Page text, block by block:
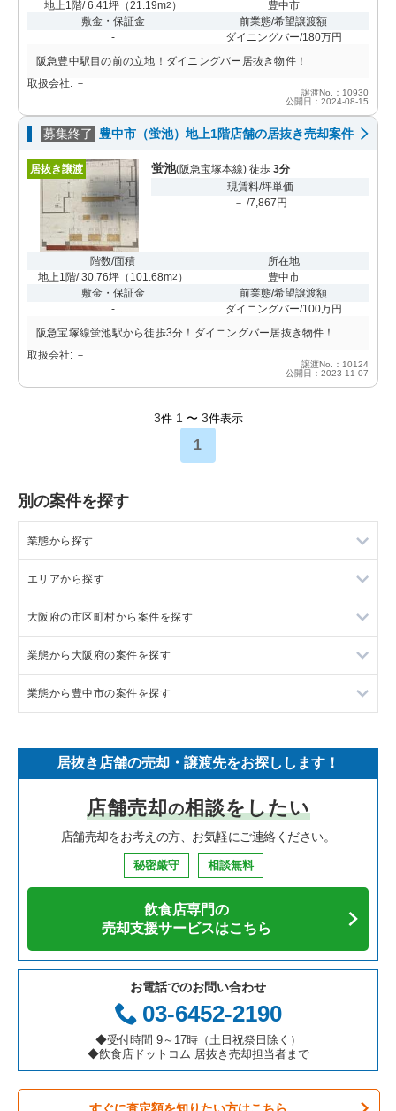
地上1階/ 6.41坪（21.19m2 ）
豊中市
敷金・保証金
-
前業態/希望譲渡額
ダイニングバー/180万円
阪急豊中駅目の前の立地！ダイニングバー居抜き物件！
取扱会社: －
譲渡No.：10930
公開日：2024-08-15
募集終了 豊中市（蛍池）地上1階店舗の居抜き売却案件
居抜き譲渡 蛍池(阪急宝塚本線) 徒歩 3分
現賃料/坪単価
－ /7,867円
階数/面積
地上1階/ 30.76坪（ 101.68m2 ）
所在地
豊中市
敷金・保証金
-
前業態/希望譲渡額
ダイニングバー/100万円
阪急宝塚線蛍池駅から徒歩3分！ダイニングバー居抜き物件！
取扱会社: －
譲渡No.：10124
公開日：2023-11-07
3件 1 〜 3件表示
1
別の案件を探す
業態から探す
ラーメンの居抜き売却物件の案件一覧
フランス料理の居抜き売却物件の案件一覧
イタリア料理の居抜き売却物件の案件一覧
中華の居抜き売却物件の案件一覧
寿司の居抜き売却物件の案件一覧
焼肉の居抜き売却物件の案件一覧
鉄板焼き・お好み焼の居抜き売却物件の案件一覧
カフェの居抜き売却物件の案件一覧
テイクアウトの居抜き売却物件の案件一覧
お弁当・惣菜・デリの居抜き売却物件の案件一覧
カラオケ・パブ・スナックの居抜き売却物件の案件一覧
バーの居抜き売却物件の案件一覧
エリアから探す
東京23区の飲食店の居抜き売却物件の案件一覧
東京都下の飲食店の居抜き売却物件の案件一覧
千葉県の飲食店の居抜き売却物件の案件一覧
神奈川県の飲食店の居抜き売却物件の案件一覧
大阪府の飲食店の居抜き売却物件の案件一覧
兵庫県の飲食店の居抜き売却物件の案件一覧
愛知県の飲食店の居抜き売却物件の案件一覧
岐阜県の飲食店の居抜き売却物件の案件一覧
三重県の飲食店の居抜き売却物件の案件一覧
大阪府の市区町村から案件を探す
大阪市北区の飲食店の居抜き売却物件の案件一覧
大阪市中央区の飲食店の居抜き売却物件の案件一覧
堺市北区の飲食店の居抜き売却物件の案件一覧
堺市中区の飲食店の居抜き売却物件の案件一覧
大阪市西区の飲食店の居抜き売却物件の案件一覧
大阪市福島区の飲食店の居抜き売却物件の案件一覧
豊中市の飲食店の居抜き売却物件の案件一覧
大阪市都島区の飲食店の居抜き売却物件の案件一覧
大阪市阿倍野区の飲食店の居抜き売却物件の案件一覧
東大阪市の飲食店の居抜き売却物件の案件一覧
業態から大阪府の案件を探す
大阪府のラーメンの居抜き売却物件の案件一覧
大阪府のイタリア料理の居抜き売却物件の案件一覧
大阪府の中華の居抜き売却物件の案件一覧
大阪府のそば・うどんの居抜き売却物件の案件一覧
大阪府の焼肉の居抜き売却物件の案件一覧
大阪府の鉄板焼き・お好み焼の居抜き売却物件の案件一覧
大阪府のアジア料理の居抜き売却物件の案件一覧
大阪府のカフェの居抜き売却物件の案件一覧
大阪府のテイクアウトの居抜き売却物件の案件一覧
業態から豊中市の案件を探す
豊中市のイタリア料理の居抜き売却物件の案件一覧
豊中市のそば・うどんの居抜き売却物件の案件一覧
豊中市の焼肉の居抜き売却物件の案件一覧
豊中市のカフェの居抜き売却物件の案件一覧
豊中市のテイクアウトの居抜き売却物件の案件一覧
豊中市の居酒屋・ダイニングバーの居抜き売却物件の案件一覧
豊中市の和食の居抜き売却物件の案件一覧
豊中市の洋食の居抜き売却物件の案件一覧
居抜き店舗の売却・譲渡先をお探しします！
店舗売却の相談をしたい
店舗売却をお考えの方、お気軽にご連絡ください。
秘密厳守 相談無料
飲食店専門の
売却支援サービスはこちら
お電話でのお問い合わせ
03-6452-2190
◆受付時間 9～17時（土日祝祭日除く）
◆飲食店ドットコム 居抜き売却担当者まで